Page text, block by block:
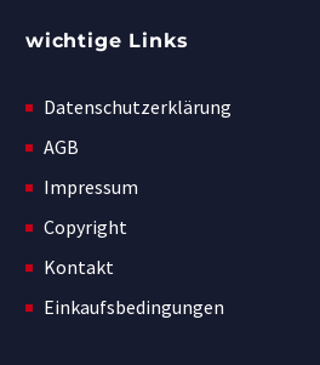
wichtige Links
Datenschutzerklärung
AGB
Impressum
Copyright
Kontakt
Einkaufsbedingungen